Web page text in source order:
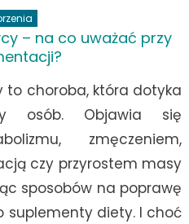
– na co uważać przy
to choroba, która dotyka
osób. Objawia się
zmęczeniem,
czy przyrostem masy
sposobów na poprawę
suplementy diety. I choć